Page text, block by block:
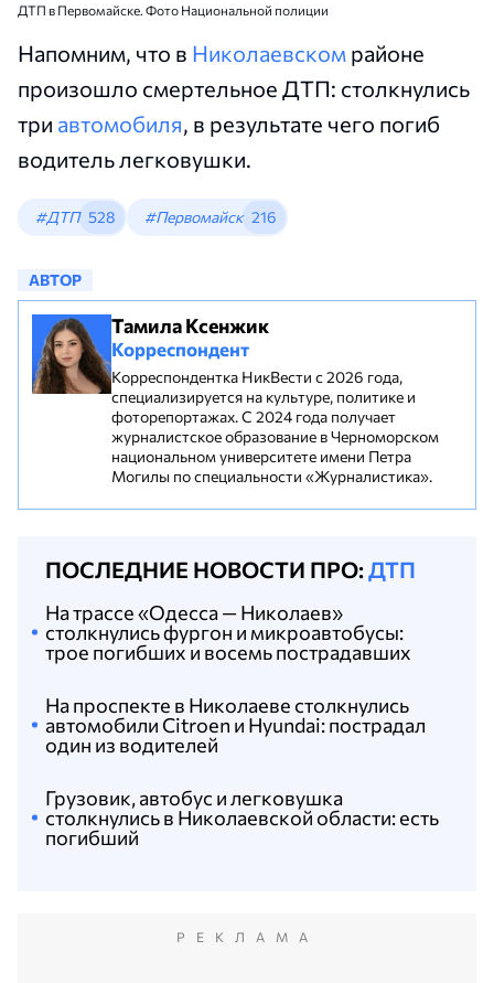
ДТП в Первомайске. Фото Национальной полиции
Напомним, что в Николаевском районе
произошло смертельное ДТП: столкнулись
три автомобиля, в результате чего погиб
водитель легковушки.
#ДТП 528 #Первомайск 216
АВТОР
Тамила Ксенжик
Корреспондент
Корреспондентка НикВести с 2026 года,
специализируется на культуре, политике и
фоторепортажах. С 2024 года получает
журналистское образование в Черноморском
национальном университете имени Петра
Могилы по специальности «Журналистика».
ПОСЛЕДНИЕ НОВОСТИ ПРО:ДТП
Грузовик, автобус и легковушка
столкнулись в Николаевской области: есть
погибший
На проспекте в Николаеве столкнулись
автомобили Citroen и Hyundai: пострадал
один из водителей
На трассе «Одесса — Николаев»
столкнулись фургон и микроавтобусы:
трое погибших и восемь пострадавших
РЕКЛАМА